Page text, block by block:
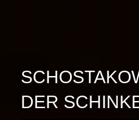
DER